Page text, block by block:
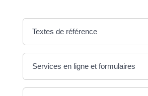
Textes de référence
Services en ligne et formulaires